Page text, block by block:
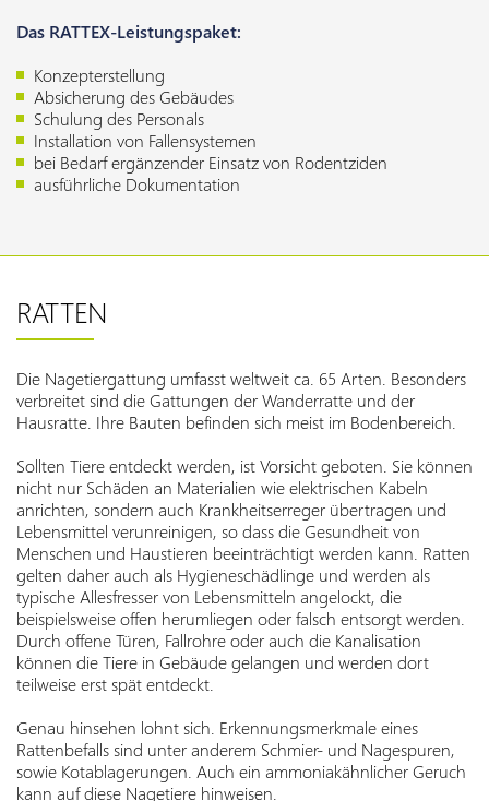
Das RATTEX-Leistungspaket:
Konzepterstellung
Absicherung des Gebäudes
Schulung des Personals
Installation von Fallensystemen
bei Bedarf ergänzender Einsatz von Rodentziden
ausführliche Dokumentation
RATTEN
Die Nagetiergattung umfasst weltweit ca. 65 Arten. Besonders
verbreitet sind die Gattungen der Wanderratte und der
Hausratte. Ihre Bauten befinden sich meist im Bodenbereich.
Sollten Tiere entdeckt werden, ist Vorsicht geboten. Sie können
nicht nur Schäden an Materialien wie elektrischen Kabeln
anrichten, sondern auch Krankheitserreger übertragen und
Lebensmittel verunreinigen, so dass die Gesundheit von
Menschen und Haustieren beeinträchtigt werden kann. Ratten
gelten daher auch als Hygieneschädlinge und werden als
typische Allesfresser von Lebensmitteln angelockt, die
beispielsweise offen herumliegen oder falsch entsorgt werden.
Durch offene Türen, Fallrohre oder auch die Kanalisation
können die Tiere in Gebäude gelangen und werden dort
teilweise erst spät entdeckt.
Genau hinsehen lohnt sich. Erkennungsmerkmale eines
Rattenbefalls sind unter anderem Schmier- und Nagespuren,
sowie Kotablagerungen. Auch ein ammoniakähnlicher Geruch
kann auf diese Nagetiere hinweisen.